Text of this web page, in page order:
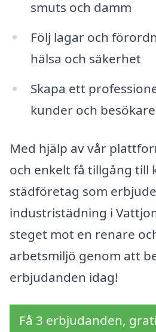
smuts och damm
Följ lagar och
hälsa och säkerhet
Skapa ett
kunder och besökare
Med hjälp av vår
och enkelt få tillgång till
städföretag som
industristädning i
steget mot en renare
arbetsmiljö genom att
erbjudanden idag!
Få 3 erbjudanden,